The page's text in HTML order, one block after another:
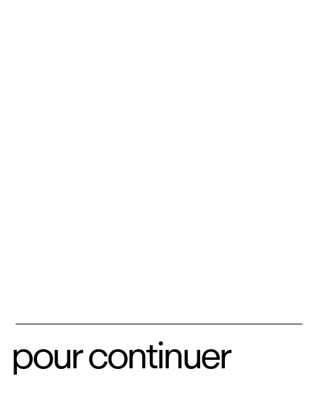
pour continuer